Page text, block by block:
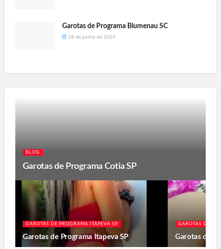
Garotas de Programa Blumenau SC
18 de junho de 2026
BLOG
Garotas de Programa Cotia SP
GAROTAS DE PROGRAMA ITAPEVA SP
Garotas de Programa Itapeva SP
GAROTAS DE
Garotas de